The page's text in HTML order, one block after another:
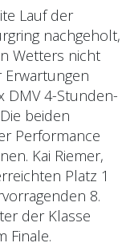
Lauf der
nachgeholt,
Wetters nicht
DMV 4-Stunden-
beiden
Performance
Kai Riemer,
Platz 1
8.
der Klasse
Finale.